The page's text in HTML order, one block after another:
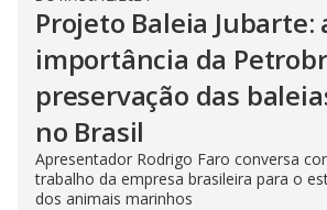
Projeto Baleia Jubarte:
importância da
preservação das
no Brasil
Apresentador Rodrigo Faro conversa
trabalho da empresa brasileira para o
dos animais marinhos